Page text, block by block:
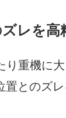
レを高
重機に
とのズ